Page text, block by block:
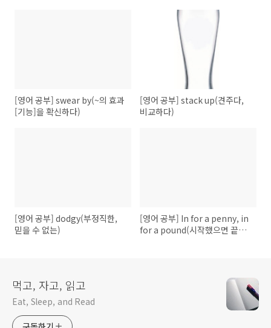
[영어 공부] swear by(~의 효과
[기능]을 확신하다)
[영어 공부] stack up(견주다,
비교하다)
[영어 공부] dodgy(부정직한,
믿을 수 없는)
[영어 공부] In for a penny, in
for a pound(시작했으면 끝을
먹고, 자고, 읽고
Eat, Sleep, and Read